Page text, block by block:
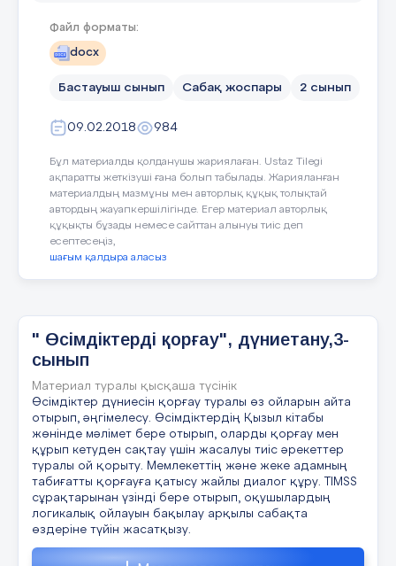
АКТ қолдану
дағдылары
Сабақтың
жоспарланған
кезеңдері
Сабақтағы жоспарланған
5 минут
5 минут
Тренинг
Шеңбер құрып,таратылған
Сен – талаптысың(терек),сен-
Таратылған суреттер мазмұнына
ағаштар,шөптер,бұталар,бөлме
Ширату жаттығу«Сұрақтар
Өсімдік тіршілігі үшін не қажет?
Файл форматы:
docx
Бастауыш сынып Сабақ жоспары 2 сынып
09.02.2018 984
Бұл материалды қолданушы жариялаған. Ustaz Tilegi
ақпаратты жеткізуші ғана болып табылады. Жарияланған
материалдың мазмұны мен авторлық құқық толықтай
автордың жауапкершілігінде. Егер материал авторлық
құқықты бұзады немесе сайттан алынуы тиіс деп
есептесеңіз,
шағым қалдыра аласыз
" Өсімдіктерді қорғау", дүниетану,3-
сынып
Материал туралы қысқаша түсінік
Өсімдіктер дүниесін қорғау туралы өз ойларын айта
отырып, әңгімелесу. Өсімдіктердің Қызыл кітабы
жөнінде мәлімет бере отырып, оларды қорғау мен
құрып кетуден сақтау үшін жасалуы тиіс әрекеттер
туралы ой қорыту. Мемлекеттің және жеке адамның
табиғатты қорғауға қатысу жайлы диалог құру. TIMSS
сұрақтарынан үзінді бере отырып, оқушылардың
логикалық ойлауын бақылау арқылы сабақта
өздеріне түйін жасатқызу.